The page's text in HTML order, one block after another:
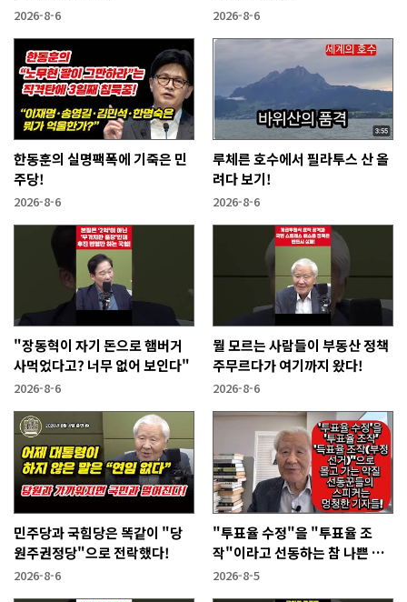
2026-8-6 2026-8-6
한동훈의 실명팩폭에 기죽은 민
주당!
2026-8-6
루체른 호수에서 필라투스 산 올
려다 보기!
2026-8-6
"장동혁이 자기 돈으로 햄버거
사먹었다고? 너무 없어 보인다"
2026-8-6
뭘 모르는 사람들이 부동산 정책
주무르다가 여기까지 왔다!
2026-8-6
민주당과 국힘당은 똑같이 "당
원주권정당"으로 전락했다!
2026-8-6
"투표율 수정"을 "투표율 조
작"이라고 선동하는 참 나쁜 사
람들!
2026-8-5